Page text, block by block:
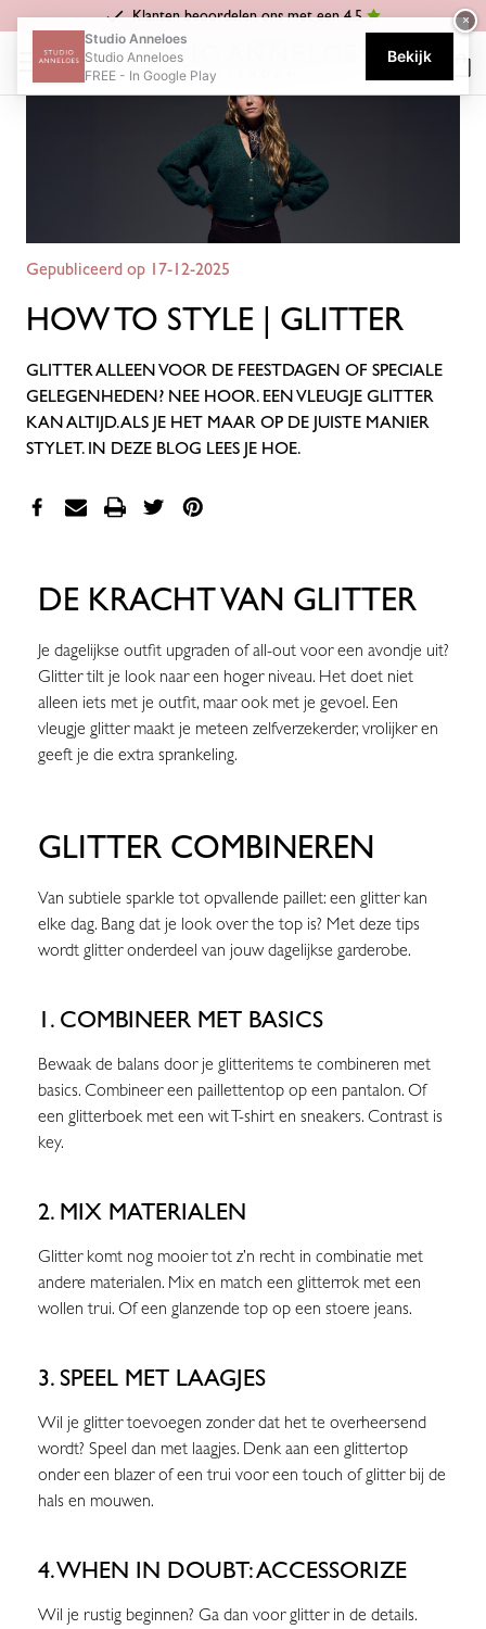
Klanten beoordelen ons met een 4.5
Home Blog How to style | Glitter
Gepubliceerd op 17-12-2025
HOW TO STYLE | GLITTER
GLITTER ALLEEN VOOR DE FEESTDAGEN OF SPECIALE
GELEGENHEDEN? NEE HOOR. EEN VLEUGJE GLITTER
KAN ALTIJD. ALS JE HET MAAR OP DE JUISTE MANIER
STYLET. IN DEZE BLOG LEES JE HOE.
DE KRACHT VAN GLITTER
Je dagelijkse outfit upgraden of all-out voor een avondje uit?
Glitter tilt je look naar een hoger niveau. Het doet niet
alleen iets met je outfit, maar ook met je gevoel. Een
vleugje glitter maakt je meteen zelfverzekerder, vrolijker en
geeft je die extra sprankeling.
GLITTER COMBINEREN
Van subtiele sparkle tot opvallende paillet: een glitter kan
elke dag. Bang dat je look over the top is? Met deze tips
wordt glitter onderdeel van jouw dagelijkse garderobe.
1. COMBINEER MET BASICS
Bewaak de balans door je glitteritems te combineren met
basics. Combineer een paillettentop op een pantalon. Of
een glitterboek met een wit T-shirt en sneakers. Contrast is
key.
2. MIX MATERIALEN
Glitter komt nog mooier tot z’n recht in combinatie met
andere materialen. Mix en match een glitterrok met een
wollen trui. Of een glanzende top op een stoere jeans.
3. SPEEL MET LAAGJES
Wil je glitter toevoegen zonder dat het te overheersend
wordt? Speel dan met laagjes. Denk aan een glittertop
onder een blazer of een trui voor een touch of glitter bij de
hals en mouwen.
4. WHEN IN DOUBT: ACCESSORIZE
Wil je rustig beginnen? Ga dan voor glitter in de details.
×
Studio Anneloes
Studio Anneloes
FREE - In Google Play
Bekijk